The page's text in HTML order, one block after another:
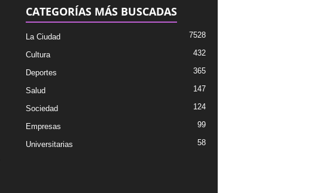
CATEGORÍAS MÁS BUSCADAS
La Ciudad 7528
Cultura 432
Deportes 365
Salud 147
Sociedad 124
Empresas 99
Universitarias 58